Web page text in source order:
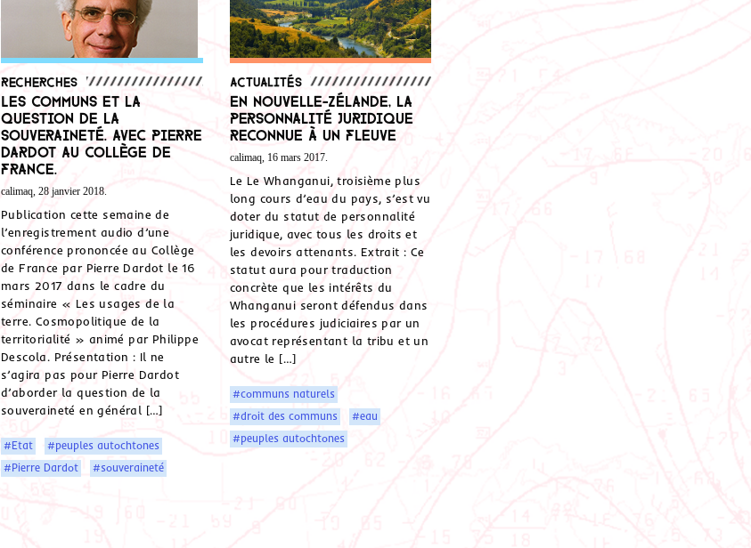
Recherches
Les communs et la
question de la
souveraineté. Avec Pierre
Dardot au Collège de
France.
calimaq, 28 janvier 2018.
Publication cette semaine de
l’enregistrement audio d’une
conférence prononcée au Collège
de France par Pierre Dardot le 16
mars 2017 dans le cadre du
séminaire « Les usages de la
terre. Cosmopolitique de la
territorialité » animé par Philippe
Descola. Présentation : Il ne
s’agira pas pour Pierre Dardot
d’aborder la question de la
souveraineté en général […]
#Etat
#peuples autochtones
#Pierre Dardot
#souveraineté
Actualités
En Nouvelle-Zélande, la
personnalité juridique
reconnue à un fleuve
calimaq, 16 mars 2017.
Le Le Whanganui, troisième plus
long cours d’eau du pays, s’est vu
doter du statut de personnalité
juridique, avec tous les droits et
les devoirs attenants. Extrait : Ce
statut aura pour traduction
concrète que les intérêts du
Whanganui seront défendus dans
les procédures judiciaires par un
avocat représentant la tribu et un
autre le […]
#communs naturels
#droit des communs
#eau
#peuples autochtones